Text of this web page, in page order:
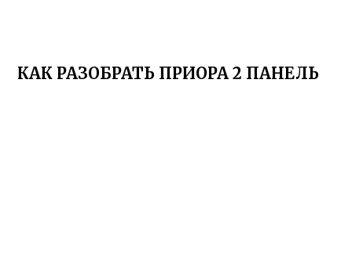
КАК РАЗОБРАТЬ ПРИОРА 2 ПАНЕЛЬ